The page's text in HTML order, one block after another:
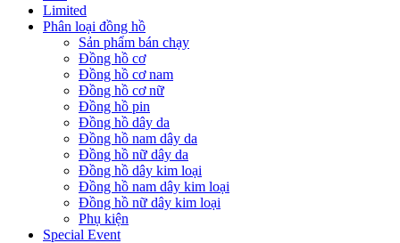
Limited
Phân loại đồng hồ
Sản phẩm bán chạy
Đồng hồ cơ
Đồng hồ cơ nam
Đồng hồ cơ nữ
Đồng hồ pin
Đồng hồ dây da
Đồng hồ nam dây da
Đồng hồ nữ dây da
Đồng hồ dây kim loại
Đồng hồ nam dây kim loại
Đồng hồ nữ dây kim loại
Phụ kiện
Special Event